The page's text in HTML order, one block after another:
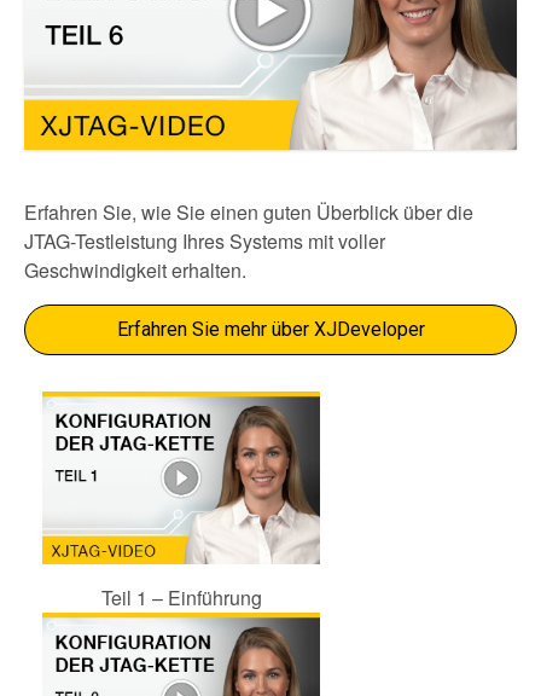
Erfahren Sie, wie Sie einen guten Überblick über die
JTAG-Testleistung Ihres Systems mit voller
Geschwindigkeit erhalten.
Erfahren Sie mehr über XJDeveloper
Teil 1 – Einführung